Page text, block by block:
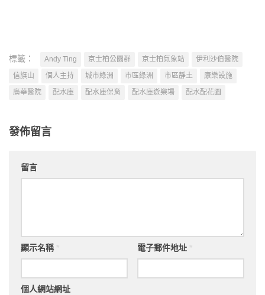
標籤： Andy Ting 京士柏公園群 京士柏氣象站
伊利沙伯醫院
信旗山
個人主持 城市綠洲 市區綠洲 市區靜土
康樂設施
廣華醫院
配水庫 配水庫保育 配水庫遊樂場 配水配花園
發佈留言
留言
顯示名稱 電子郵件地址
個人網站網址